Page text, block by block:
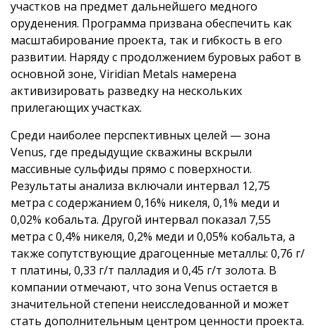
участков на предмет дальнейшего медного
оруденения. Программа призвана обеспечить как
масштабирование проекта, так и гибкость в его
развитии. Наряду с продолжением буровых работ в
основной зоне, Viridian Metals намерена
активизировать разведку на нескольких
прилегающих участках.
Среди наиболее перспективных целей — зона
Venus, где предыдущие скважины вскрыли
массивные сульфиды прямо с поверхности.
Результаты анализа включали интервал 12,75
метра с содержанием 0,16% никеля, 0,1% меди и
0,02% кобальта. Другой интервал показал 7,55
метра с 0,4% никеля, 0,2% меди и 0,05% кобальта, а
также сопутствующие драгоценные металлы: 0,76 г/
т платины, 0,33 г/т палладия и 0,45 г/т золота. В
компании отмечают, что зона Venus остается в
значительной степени неисследованной и может
стать дополнительным центром ценности проекта.